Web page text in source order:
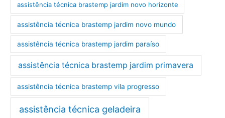
assistência técnica brastemp jardim novo horizonte
assistência técnica brastemp jardim novo mundo
assistência técnica brastemp jardim paraíso
assistência técnica brastemp jardim primavera
assistência técnica brastemp vila progresso
assistência técnica geladeira